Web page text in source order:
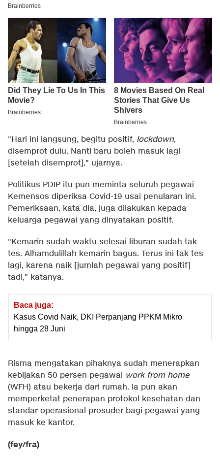
"Hari ini langsung, begitu positif, lockdown,
disemprot dulu. Nanti baru boleh masuk lagi
[setelah disemprot]," ujarnya.
Politikus PDIP itu pun meminta seluruh pegawai
Kemensos diperiksa Covid-19 usai penularan ini.
Pemeriksaan, kata dia, juga dilakukan kepada
keluarga pegawai yang dinyatakan positif.
"Kemarin sudah waktu selesai liburan sudah tak
tes. Alhamdulillah kemarin bagus. Terus ini tak tes
lagi, karena naik [jumlah pegawai yang positif]
tadi," katanya.
Baca juga:
Kasus Covid Naik, DKI Perpanjang PPKM Mikro
hingga 28 Juni
Risma mengatakan pihaknya sudah menerapkan
kebijakan 50 persen pegawai work from home
(WFH) atau bekerja dari rumah. Ia pun akan
memperketat penerapan protokol kesehatan dan
standar operasional prosuder bagi pegawai yang
masuk ke kantor.
(fey/fra)